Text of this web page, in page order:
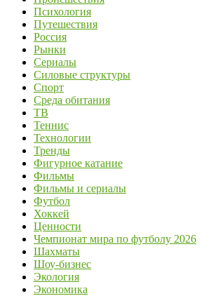
Психология
Путешествия
Россия
Рынки
Сериалы
Силовые структуры
Спорт
Среда обитания
ТВ
Теннис
Технологии
Тренды
Фигурное катание
Фильмы
Фильмы и сериалы
Футбол
Хоккей
Ценности
Чемпионат мира по футболу 2026
Шахматы
Шоу-бизнес
Экология
Экономика